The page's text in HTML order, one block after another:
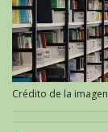
Crédito de la imagen